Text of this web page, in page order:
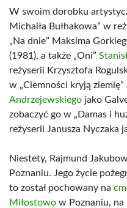
W swoim dorobku
Michaiła Bułhakowa” w
„Na dnie” Maksima
(1981), a także „Oni”
reżyserii Krzysztofa
w „Ciemności kryją
Andrzejewskiego jako
zobaczyć go w „Damas i
reżyserii Janusza Nyczaka
Niestety, Rajmund
Poznaniu. Jego życie
to został pochowany na
Miłostowo w Poznaniu,